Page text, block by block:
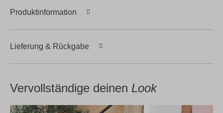
Produktinformation
Lieferung & Rückgabe
Vervollständige deinen Look